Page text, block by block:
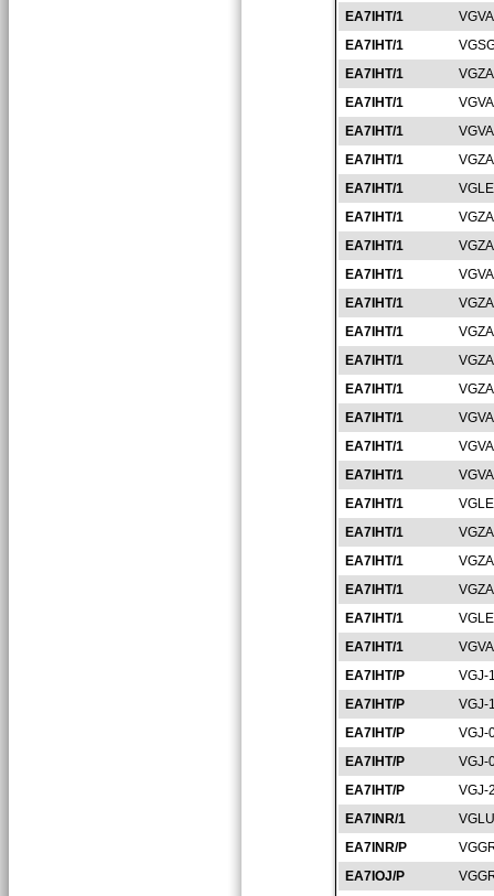
EA7IHT/1
EA7IHT/1
EA7IHT/1
EA7IHT/1
EA7IHT/1
EA7IHT/1
EA7IHT/1
EA7IHT/1
EA7IHT/1
EA7IHT/1
EA7IHT/1
EA7IHT/1
EA7IHT/1
EA7IHT/1
EA7IHT/1
EA7IHT/1
EA7IHT/1
EA7IHT/1
EA7IHT/1
EA7IHT/1
EA7IHT/1
EA7IHT/1
EA7IHT/1
EA7IHT/P
VGJ-
EA7IHT/P
VGJ-
EA7IHT/P
VGJ-
EA7IHT/P
VGJ-
EA7IHT/P
VGJ-
EA7INR/1
EA7INR/P
EA7IOJ/P